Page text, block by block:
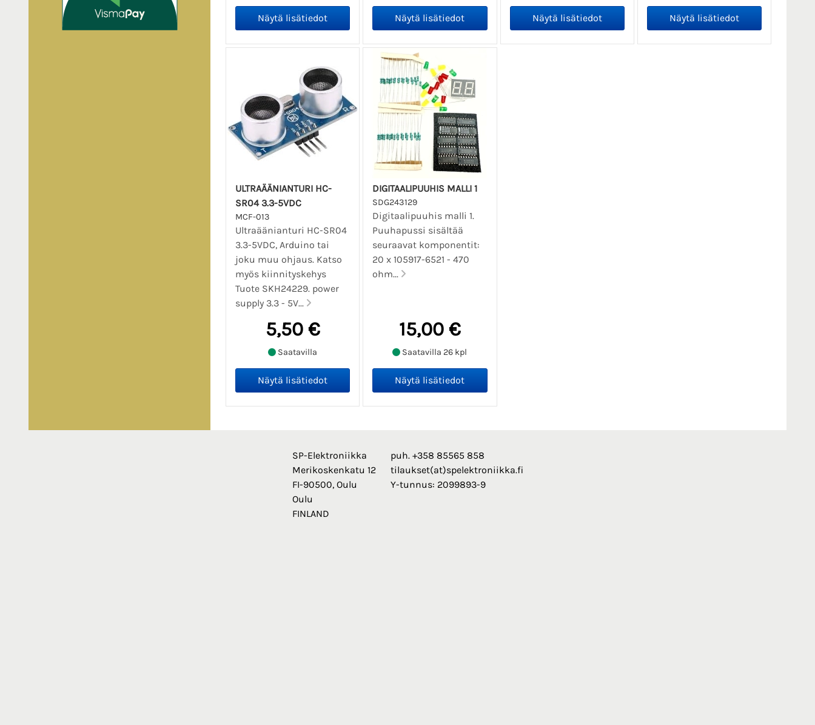
ULTRAÄÄNIANTURI HC-
SR04 3.3-5VDC
MCF-013
Ultraäänianturi HC-SR04
3.3-5VDC, Arduino tai
joku muu ohjaus. Katso
myös kiinnityskehys
Tuote SKH24229. power
supply 3.3 - 5V...
5,50 €
Saatavilla
DIGITAALIPUUHIS MALLI 1
SDG243129
Digitaalipuuhis malli 1.
Puuhapussi sisältää
seuraavat komponentit:
20 x 105917-6521 - 470
ohm...
15,00 €
Saatavilla 26 kpl
SP-Elektroniikka
Merikoskenkatu 12
FI-90500, Oulu
Oulu
FINLAND
puh. +358 85565 858
tilaukset(at)spelektroniikka.fi
Y-tunnus: 2099893-9